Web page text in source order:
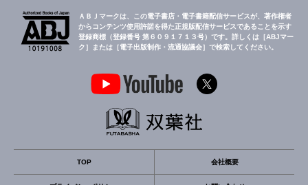
ＡＢＪマークは、この電子書店・電子書籍配信サービスが、著作権者
からコンテンツ使用許諾を得た正規版配信サービスであることを示す
登録商標（登録番号 第６０９１７１３号）です。詳しくは［ABJマー
ク］または［電子出版制作・流通協議会］で検索してください。
TOP 会社概要